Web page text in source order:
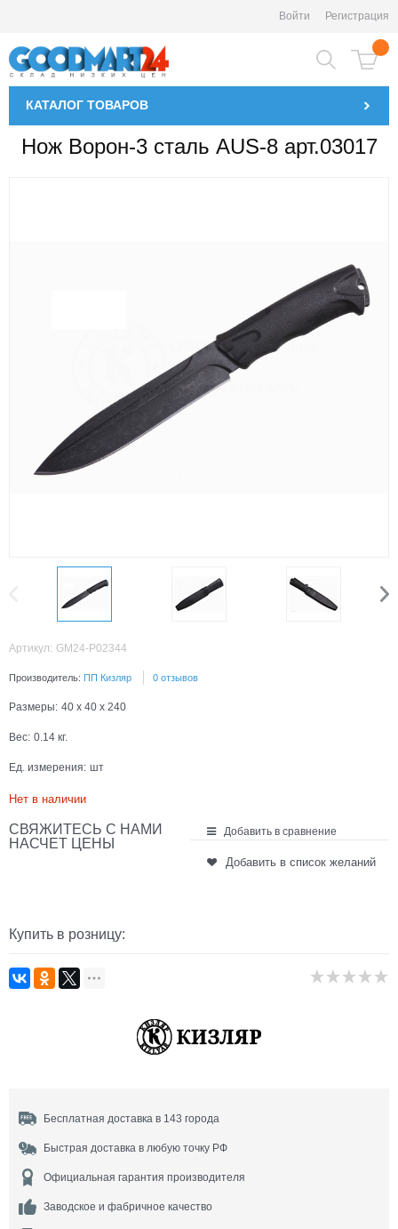
Войти Регистрация
КАТАЛОГ ТОВАРОВ
Нож Ворон-3 сталь AUS-8 арт.03017
Артикул: GM24-P02344
Производитель: ПП Кизляр 0 отзывов
Размеры: 40 x 40 x 240
Вес: 0.14 кг.
Ед. измерения: шт
Нет в наличии
СВЯЖИТЕСЬ С НАМИ
НАСЧЕТ ЦЕНЫ
Добавить в сравнение
Добавить в список желаний
Купить в розницу:
Бесплатная доставка в 143 города
Быстрая доставка в любую точку РФ
Официальная гарантия производителя
Заводское и фабричное качество